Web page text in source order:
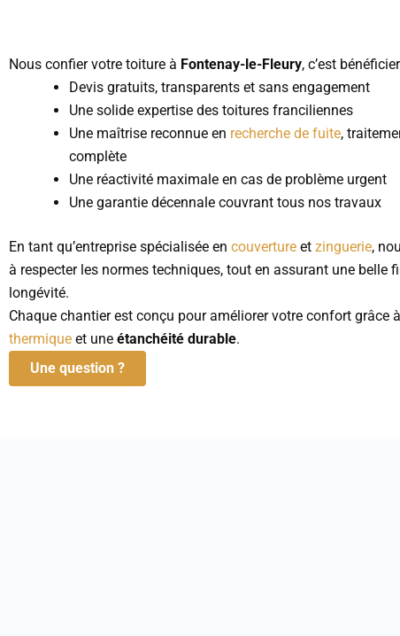
Nous confier votre toiture à Fontenay-le-Fleury, c’est
Devis gratuits, transparents et sans engagement
Une solide expertise des toitures franciliennes
Une maîtrise reconnue en recherche de fuite,
complète
Une réactivité maximale en cas de problème urgent
Une garantie décennale couvrant tous nos travaux
En tant qu’entreprise spécialisée en couverture et zinguerie,
à respecter les normes techniques, tout en assurant une belle
longévité.
Chaque chantier est conçu pour améliorer votre confort grâce
thermique et une étanchéité durable.
Une question ?